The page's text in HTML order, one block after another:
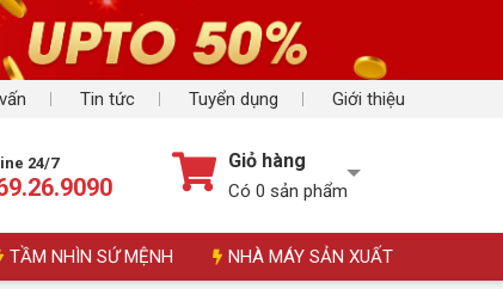
Tin tức Tuyển dụng Giới thiệu
24/7 Giỏ hàng
Có 0 sản phẩm
TẦM NHÌN SỨ MỆNH NHÀ MÁY SẢN XUẤT